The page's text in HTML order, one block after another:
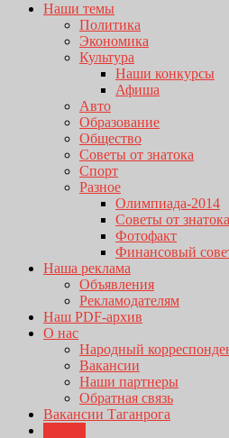
Наши темы
Политика
Экономика
Культура
Наши конкурсы
Афиша
Авто
Образование
Общество
Советы от знатока
Спорт
Разное
Олимпиада-2014
Советы от знатока
Фотофакт
Финансовый
Наша реклама
Объявления
Рекламодателям
Наш PDF-архив
О нас
Народный
Вакансии
Наши партнеры
Обратная связь
Вакансии Таганрога